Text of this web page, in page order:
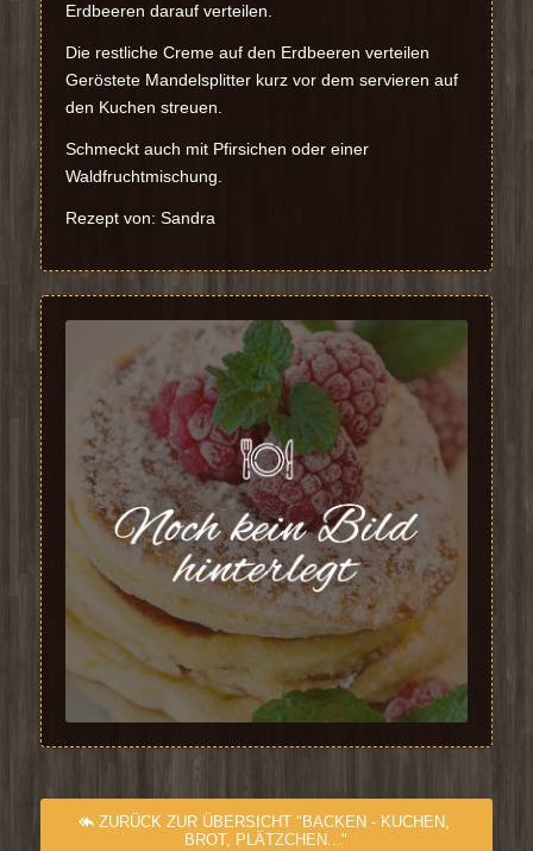
Erdbeeren darauf verteilen.
Die restliche Creme auf den Erdbeeren verteilen
Geröstete Mandelsplitter kurz vor dem servieren auf
den Kuchen streuen.
Schmeckt auch mit Pfirsichen oder einer
Waldfruchtmischung.
Rezept von: Sandra
ZURÜCK ZUR ÜBERSICHT "BACKEN - KUCHEN,
BROT, PLÄTZCHEN..."